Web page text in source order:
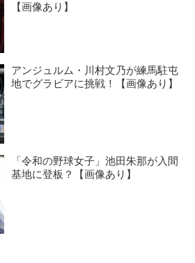
【画像あり】
アンジュルム・川村文乃が練馬駐屯
地でグラビアに挑戦！【画像あり】
「令和の野球女子」池田朱那が入間
基地に登板？【画像あり】